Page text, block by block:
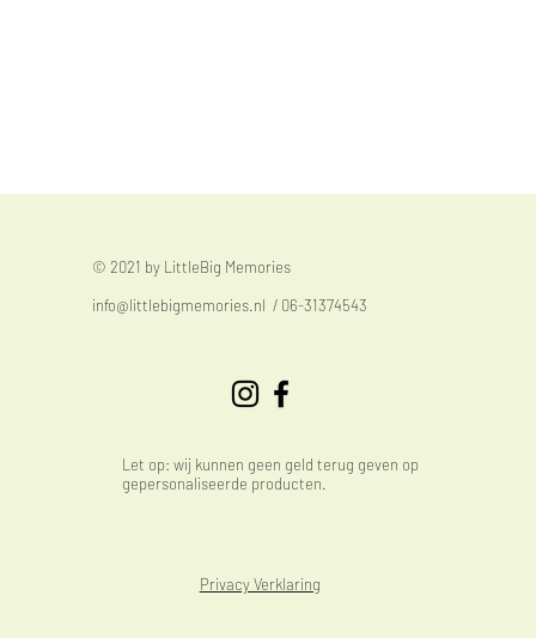
© 2021 by LittleBig Memories
info@littlebigmemories.nl / 06-31374543
Let op: wij kunnen geen geld terug geven op
gepersonaliseerde producten.
Privacy Verklaring